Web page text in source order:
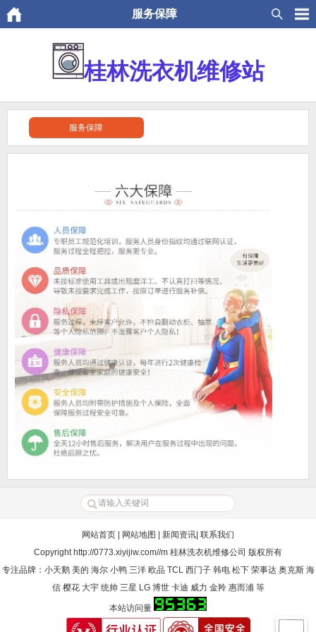
服务保障
桂林洗衣机维修站
服务保障
网站首页 网站地图 新闻资讯 联系我们
Copyright http://0773.xiyijiw.com//m 桂林洗衣机维修公司 版权所有
专注品牌：小天鹅 美的 海尔 小鸭 三洋 欧品 TCL 西门子 韩电 松下 荣事达 奥克斯 海
信 樱花 大宇 统帅 三星 LG 博世 卡迪 威力 金羚 惠而浦 等
本站访问量